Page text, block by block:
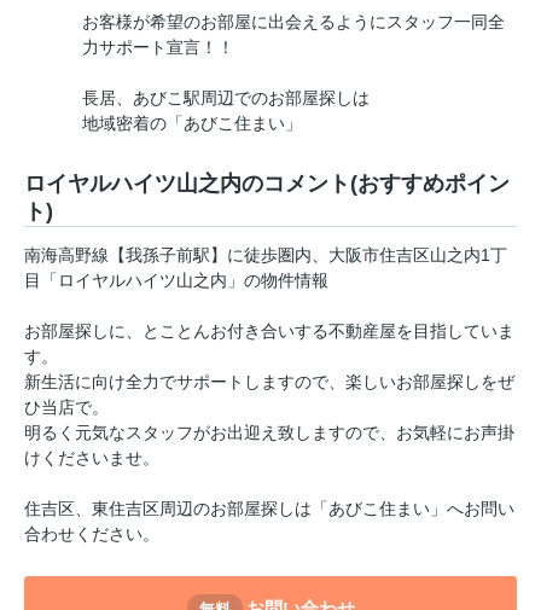
お客様が希望のお部屋に出会えるようにスタッフ一同全
力サポート宣言！！
長居、あびこ駅周辺でのお部屋探しは
地域密着の「あびこ住まい」
ロイヤルハイツ山之内のコメント(おすすめポイン
ト)
南海高野線【我孫子前駅】に徒歩圏内、大阪市住吉区山之内1丁
目「ロイヤルハイツ山之内」の物件情報
お部屋探しに、とことんお付き合いする不動産屋を目指していま
す。
新生活に向け全力でサポートしますので、楽しいお部屋探しをぜ
ひ当店で。
明るく元気なスタッフがお出迎え致しますので、お気軽にお声掛
けくださいませ。
住吉区、東住吉区周辺のお部屋探しは「あびこ住まい」へお問い
合わせください。